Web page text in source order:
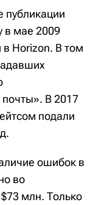
публикации
в мае 2009
в Horizon. В том
почты». В 2017
подали
ошибок в
во
млн. Только